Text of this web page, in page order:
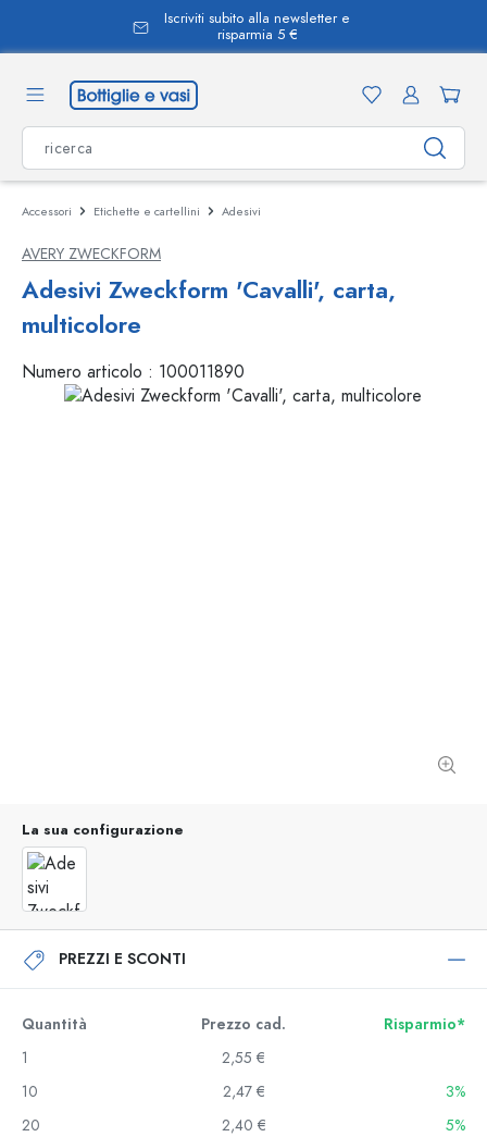
Iscriviti subito alla newsletter e
risparmia 5 €
Accessori Etichette e cartellini Adesivi
AVERY ZWECKFORM
Adesivi Zweckform 'Cavalli', carta,
multicolore
Numero articolo : 100011890
La sua configurazione
PREZZI E SCONTI
Quantità Prezzo cad.
Risparmio*
1
2,55 €
10
2,47 €
3%
20
2,40 €
5%